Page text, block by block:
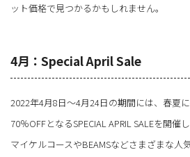
ット価格で見つかるかもしれません。
4月：Special April Sale
2022年4月8日～4月24日の期間には、春夏
70％OFFとなるSPECIAL APRIL SALEを開催し
マイケルコースやBEAMSなどさまざまな人